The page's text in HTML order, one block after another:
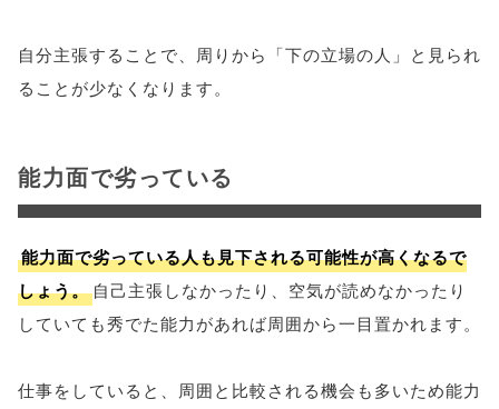
自分主張することで、周りから「下の立場の人」と見られ
ることが少なくなります。
能力面で劣っている
能力面で劣っている人も見下される可能性が高くなるで
しょう。 自己主張しなかったり、空気が読めなかったり
していても秀でた能力があれば周囲から一目置かれます。
仕事をしていると、周囲と比較される機会も多いため能力